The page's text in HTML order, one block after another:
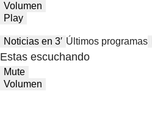
Volumen
Play
Noticias en 3′ Últimos programas
Estas escuchando
Mute
Volumen